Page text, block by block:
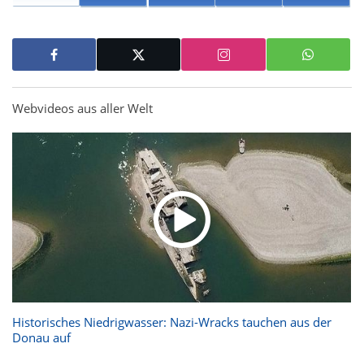
Webvideos aus aller Welt
Historisches Niedrigwasser: Nazi-Wracks tauchen aus der
Donau auf